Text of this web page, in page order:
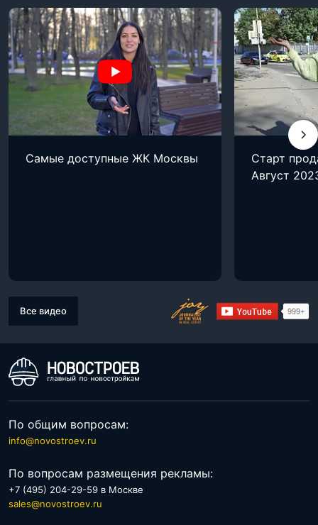
Самые доступные ЖК Москвы
Старт
Август
Все видео
По общим вопросам:
info@novostroev.ru
По вопросам размещения рекламы:
+7 (495) 204-29-59 в Москве
sales@novostroev.ru